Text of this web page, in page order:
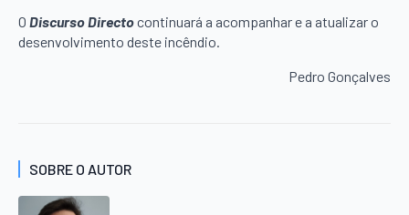
O Discurso Directocontinuará a acompanhar e a atualizar o
desenvolvimento deste incêndio.
Pedro Gonçalves
SOBRE O AUTOR